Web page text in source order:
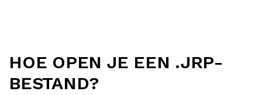
HOE OPEN JE EEN .JRP-
BESTAND?